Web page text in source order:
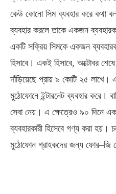
কেউ কোনো সিম ব্যবহার করে কথা
ব্যবহার করলে তাকে একজন
একটি সক্রিয় সিমকে একজন
হিসাবে। একই হিসাবে, অক্টোবর শেষে
দাঁড়িয়েছে প্রায় ৯ কোটি ২৫
মুঠোফোনে ইন্টারনেট ব্যবহার করে।
সেবা নেয়। এ ক্ষেত্রেও ৯০ দিনে
ব্যবহারকারী হিসেবে গণ্য করা হয়।
মুঠোফোন গ্রাহকদের জন্য ফোর–জি